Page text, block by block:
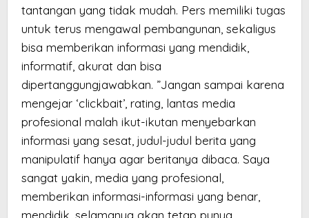
tantangan yang tidak mudah. Pers memiliki tugas
untuk terus mengawal pembangunan, sekaligus
bisa memberikan informasi yang mendidik,
informatif, akurat dan bisa
dipertanggungjawabkan. ”Jangan sampai karena
mengejar ‘clickbait’, rating, lantas media
profesional malah ikut-ikutan menyebarkan
informasi yang sesat, judul-judul berita yang
manipulatif hanya agar beritanya dibaca. Saya
sangat yakin, media yang profesional,
memberikan informasi-informasi yang benar,
mendidik, selamanya akan tetap punya